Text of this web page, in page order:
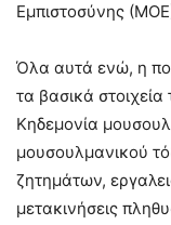
Εμπιστοσύνης
Όλα αυτά ενώ, η
τα βασικά στοιχεία
Κηδεμονία
μουσουλμανικού
ζητημάτων,
μετακινήσεις